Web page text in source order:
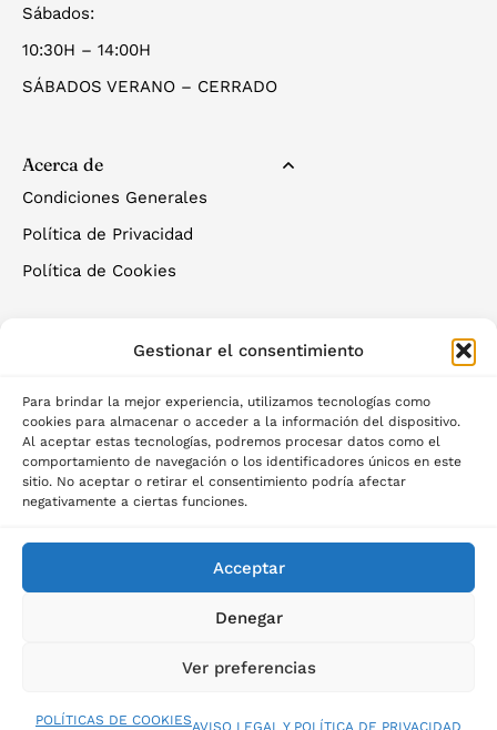
Gestionar el consentimiento
Para brindar la mejor experiencia, utilizamos tecnologías como
cookies para almacenar o acceder a la información del dispositivo.
Al aceptar estas tecnologías, podremos procesar datos como el
comportamiento de navegación o los identificadores únicos en este
sitio. No aceptar o retirar el consentimiento podría afectar
negativamente a ciertas funciones.
Acceptar
Denegar
Ver preferencias
POLÍTICAS DE COOKIESAVISO LEGAL Y POLÍTICA DE PRIVACIDAD
Sábados:
10:30H – 14:00H
SÁBADOS VERANO – CERRADO
Acerca de
Condiciones Generales
Política de Privacidad
Política de Cookies
©2025 Palau del descans